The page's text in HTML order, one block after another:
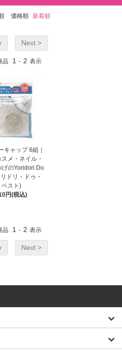
価格順 新着順
Next >
品 1 - 2 表示
キャップ 6組｜
メ・ネイル・
げのYoridori Do
ドリ・ドゥ・
ベスト)
円(税込)
品 1 - 2 表示
Next >